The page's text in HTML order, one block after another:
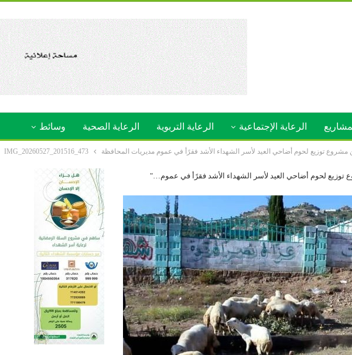
الرعاية الإجتماعية الرعاية التربوية الرعاية الصحية وسائط
توزيع لحوم أضاحي العيد لأسر الشهداء الأشد فقرًأ في عموم مديريات المحافظة IMG_20260527_201516_473
لحوم أضاحي العيد لأسر الشهداء الأشد فقرًأ في عموم…"